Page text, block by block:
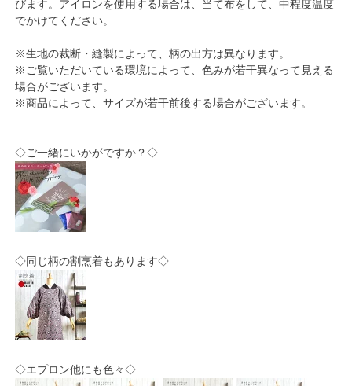
びます。アイロンを使用する場合は、当て布をして、中程度温度
でかけてください。
※生地の裁断・縫製によって、柄の出方は異なります。
※ご覧いただいている環境によって、色みが若干異なって見える
場合がございます。
※商品によって、サイズが若干前後する場合がございます。
◇ご一緒にいかがですか？◇
◇同じ柄の割烹着もあります◇
◇エプロン他にも色々◇